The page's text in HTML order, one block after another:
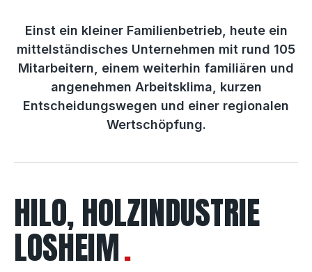
Einst ein kleiner Familienbetrieb, heute ein
mittelständisches Unternehmen mit rund 105
Mitarbeitern, einem weiterhin familiären und
angenehmen Arbeitsklima, kurzen
Entscheidungswegen und einer regionalen
Wertschöpfung.
HILO, HOLZINDUSTRIE
LOSHEIM